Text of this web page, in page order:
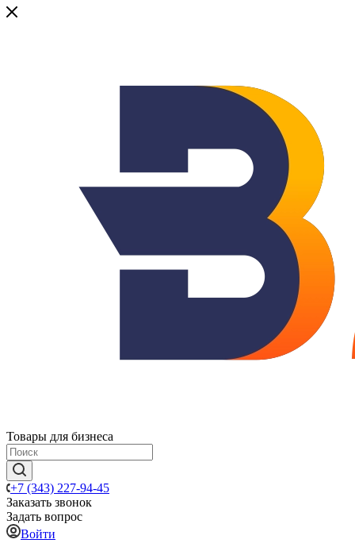
Товары для бизнеса
+7 (343) 227-94-45
Заказать звонок
Задать вопрос
Войти